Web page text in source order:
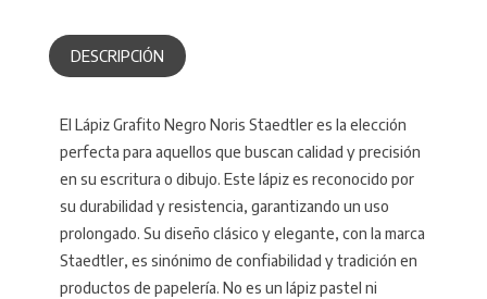
DESCRIPCIÓN
El Lápiz Grafito Negro Noris Staedtler es la elección
perfecta para aquellos que buscan calidad y precisión
en su escritura o dibujo. Este lápiz es reconocido por
su durabilidad y resistencia, garantizando un uso
prolongado. Su diseño clásico y elegante, con la marca
Staedtler, es sinónimo de confiabilidad y tradición en
productos de papelería. No es un lápiz pastel ni